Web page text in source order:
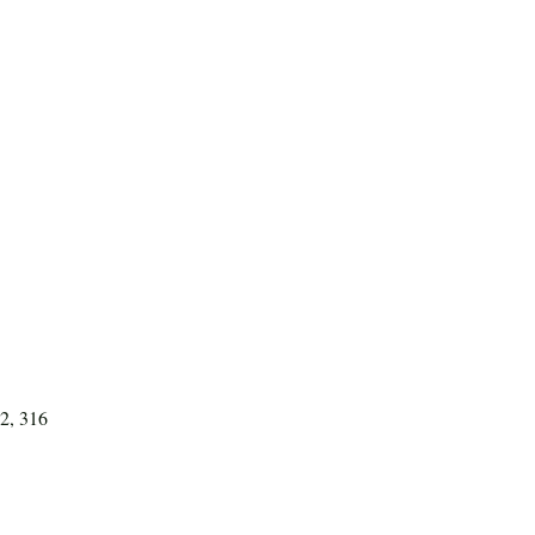
316